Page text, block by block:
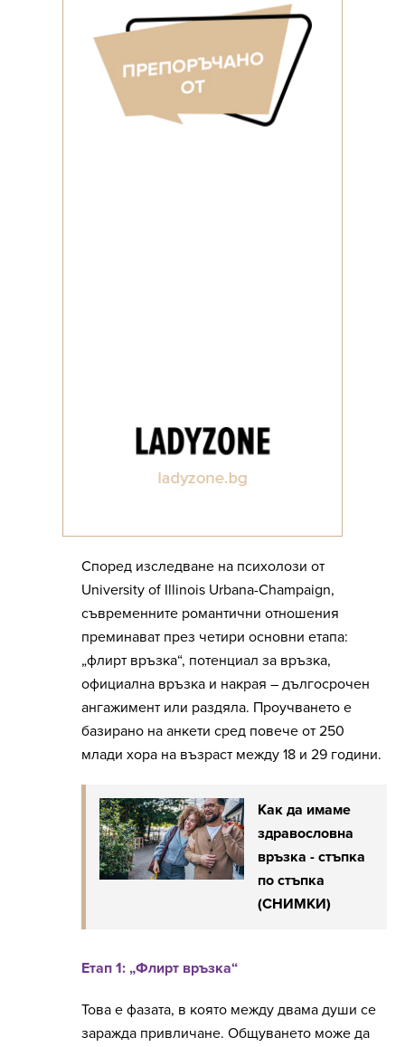
Според изследване на психолози от
University of Illinois Urbana-Champaign,
съвременните романтични отношения
преминават през четири основни етапа:
„флирт връзка“, потенциал за връзка,
официална връзка и накрая – дългосрочен
ангажимент или раздяла. Проучването е
базирано на анкети сред повече от 250
млади хора на възраст между 18 и 29 години.
Как да имаме
здравословна
връзка - стъпка
по стъпка
(СНИМКИ)
Етап 1: „Флирт връзка“
Това е фазата, в която между двама души се
заражда привличане. Общуването може да